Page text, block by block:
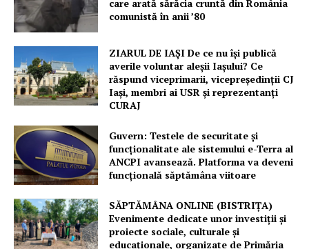
PRESShub
Despre noi / Echipa
Proiecte editoriale
Rețea
Contact
care arată sărăcia cruntă din România
comunistă în anii ’80
ZIARUL DE IAȘI De ce nu își publică
averile voluntar aleșii Iașului? Ce
răspund viceprimarii, vicepreședinții CJ
Iași, membri ai USR și reprezentanți
CURAJ
Guvern: Testele de securitate și
funcționalitate ale sistemului e-Terra al
ANCPI avansează. Platforma va deveni
funcțională săptămâna viitoare
SĂPTĂMÂNA ONLINE (BISTRIȚA)
Evenimente dedicate unor investiții și
proiecte sociale, culturale și
educaționale, organizate de Primăria